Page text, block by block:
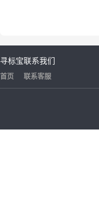
寻标宝
首页
联系我们
联系客服